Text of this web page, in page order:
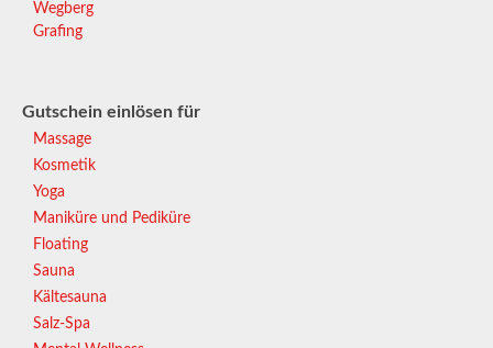
Wegberg
Grafing
Gutschein einlösen für
Massage
Kosmetik
Yoga
Maniküre und Pediküre
Floating
Sauna
Kältesauna
Salz-Spa